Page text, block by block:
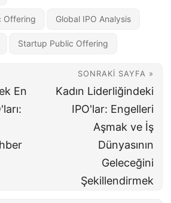
Offering Global IPO Analysis
Startup Public Offering
En
SONRAKI SAYFA »
Kadın Liderliğindeki
IPO'lar: Engelleri
Aşmak ve İş
Dünyasının
Geleceğini
Şekillendirmek